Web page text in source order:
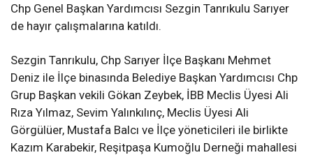
Chp Genel Başkan Yardımcısı Sezgin Tanrıkulu Sarıyer
de hayır çalışmalarına katıldı.
Sezgin Tanrıkulu, Chp Sarıyer İlçe Başkanı Mehmet
Deniz ile İlçe binasında Belediye Başkan Yardımcısı Chp
Grup Başkan vekili Gökan Zeybek, İBB Meclis Üyesi Ali
Rıza Yılmaz, Sevim Yalınkılınç, Meclis Üyesi Ali
Görgülüer, Mustafa Balcı ve İlçe yöneticileri ile birlikte
Kazım Karabekir, Reşitpaşa Kumoğlu Derneği mahallesi